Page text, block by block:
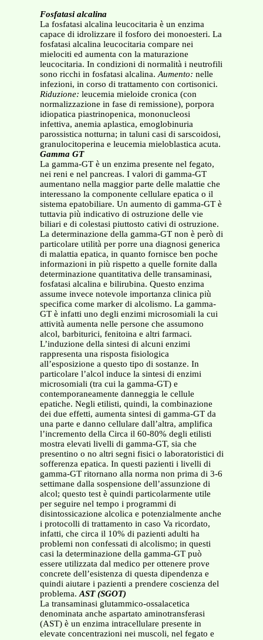
Fosfatasi alcalina
La fosfatasi alcalina leucocitaria è un enzima
capace di idrolizzare il fosforo dei monoesteri. La
fosfatasi alcalina leucocitaria compare nei
mielociti ed aumenta con la maturazione
leucocitaria. In condizioni di normalità i neutrofili
sono ricchi in fosfatasi alcalina.Aumento: nelle
infezioni, in corso di trattamento con cortisonici.
Riduzione: leucemia mieloide cronica (con
normalizzazione in fase di remissione), porpora
idiopatica piastrinopenica, mononucleosi
infettiva, anemia aplastica, emoglobinuria
parossistica notturna; in taluni casi di sarscoidosi,
granulocitoperina e leucemia mieloblastica acuta.
Gamma GT
La gamma-GT è un enzima presente nel fegato,
nei reni e nel pancreas. I valori di gamma-GT
aumentano nella maggior parte delle malattie che
interessano la componente cellulare epatica o il
sistema epatobiliare. Un aumento di gamma-GT è
tuttavia più indicativo di ostruzione delle vie
biliari e di colestasi piuttosto cativi di ostruzione.
La determinazione della gamma-GT non è però di
particolare utilità per porre una diagnosi generica
di malattia epatica, in quanto fornisce ben poche
informazioni in più rispetto a quelle fornite dalla
determinazione quantitativa delle transaminasi,
fosfatasi alcalina e bilirubina. Questo enzima
assume invece notevole importanza clinica più
specifica come marker di alcolismo. La gamma-
GT è infatti uno degli enzimi microsomiali la cui
attività aumenta nelle persone che assumono
alcol, barbiturici, fenitoina e altri farmaci.
L’induzione della sintesi di alcuni enzimi
rappresenta una risposta fisiologica
all’esposizione a questo tipo di sostanze. In
particolare l’alcol induce la sintesi di enzimi
microsomiali (tra cui la gamma-GT) e
contemporaneamente danneggia le cellule
epatiche. Negli etilisti, quindi, la combinazione
dei due effetti, aumenta sintesi di gamma-GT da
una parte e danno cellulare dall’altra, amplifica
l’incremento della Circa il 60-80% degli etilisti
mostra elevati livelli di gamma-GT, sia che
presentino o no altri segni fisici o laboratoristici di
sofferenza epatica. In questi pazienti i livelli di
gamma-GT ritornano alla norma non prima di 3-6
settimane dalla sospensione dell’assunzione di
alcol; questo test è quindi particolarmente utile
per seguire nel tempo i programmi di
disintossicazione alcolica e potenzialmente anche
i protocolli di trattamento in caso Va ricordato,
infatti, che circa il 10% di pazienti adulti ha
problemi non confessati di alcolismo; in questi
casi la determinazione della gamma-GT può
essere utilizzata dal medico per ottenere prove
concrete dell’esistenza di questa dipendenza e
quindi aiutare i pazienti a prendere coscienza del
problema.AST (SGOT)
La transaminasi glutammico-ossalacetica
denominata anche aspartato aminotransferasi
(AST) è un enzima intracellulare presente in
elevate concentrazioni nei muscoli, nel fegato e